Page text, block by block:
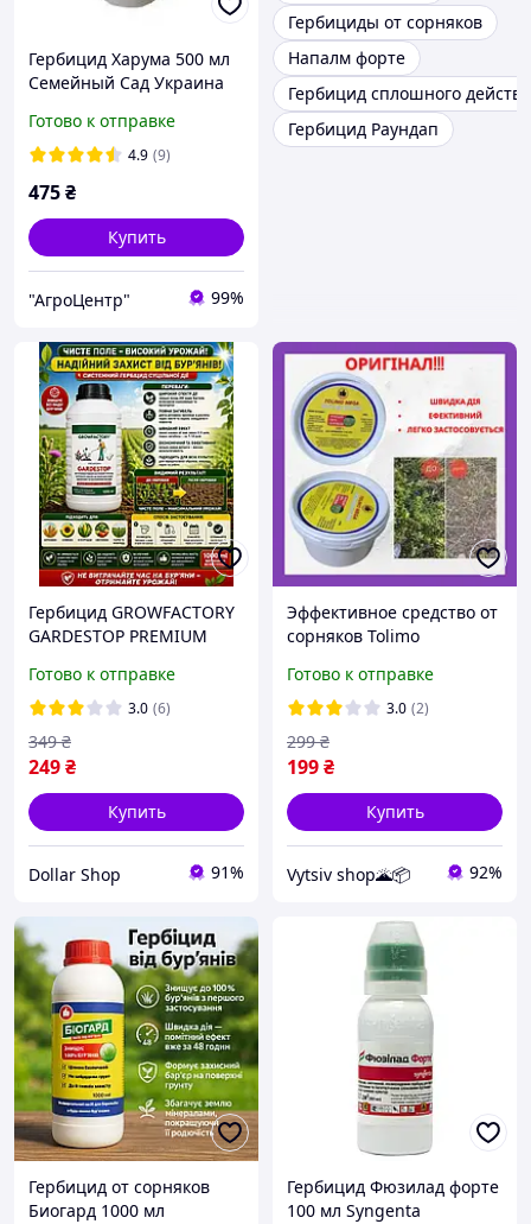
Гербицид Харума 500 мл
Семейный Сад Украина
Готово к отправке
4.9 (9)
475₴
Купить
"АгроЦентр" 99%
Гербициды от сорняков
Напалм форте
Гербицид сплошного
Гербицид Раундап
Гербицид GROWFACTORY
GARDESTOP PREMIUM
системного действия
1000 мл
Готово к отправке
3.0 (6)
249₴
349 ₴
Купить
Dollar Shop 91%
Эффективное средство от
сорняков Tolimo
Готово к отправке
3.0 (2)
199₴
299 ₴
Купить
Vytsiv shop🌋📦 92%
Гербицид от сорняков
Биогард 1000 мл
Гербицид Фюзилад форте
100 мл Syngenta